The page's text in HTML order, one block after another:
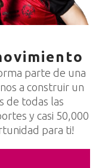
parte de una
a construir un
de todas las
y casi 50,000
para ti!